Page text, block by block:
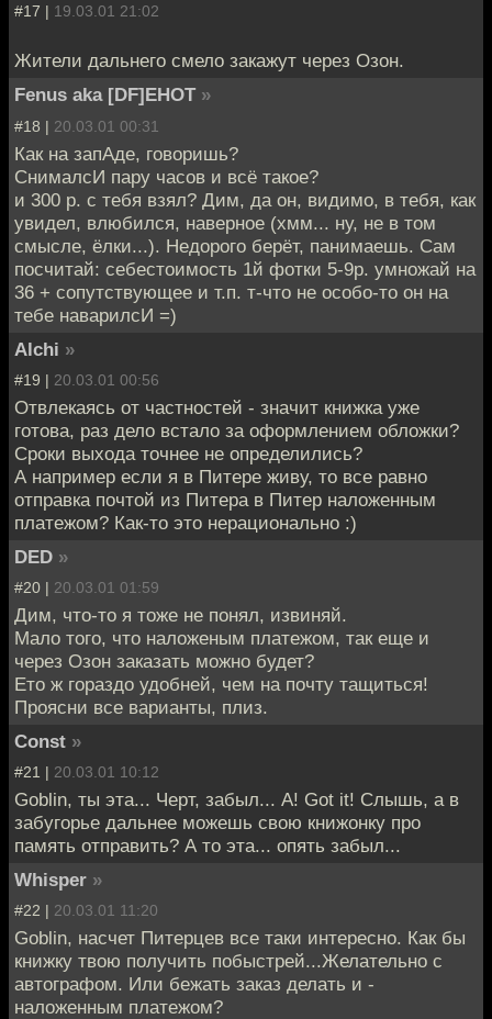
#17 | 19.03.01 21:02
Жители дальнего смело закажут через Озон.
Fenus aka [DF]EHOT »
#18 | 20.03.01 00:31
Как на запАде, говоришь?
СнималсИ пару часов и всё такое?
и 300 р. с тебя взял? Дим, да он, видимо, в тебя, как
увидел, влюбился, наверное (хмм... ну, не в том
смысле, ёлки...). Недорого берёт, панимаешь. Сам
посчитай: себестоимость 1й фотки 5-9р. умножай на
36 + сопутствующее и т.п. т-что не особо-то он на
тебе наварилсИ =)
Alchi »
#19 | 20.03.01 00:56
Отвлекаясь от частностей - значит книжка уже
готова, раз дело встало за оформлением обложки?
Сроки выхода точнее не определились?
А например если я в Питере живу, то все равно
отправка почтой из Питера в Питер наложенным
платежом? Как-то это нерационально :)
DED »
#20 | 20.03.01 01:59
Дим, что-то я тоже не понял, извиняй.
Мало того, что наложеным платежом, так еще и
через Озон заказать можно будет?
Ето ж гораздо удобней, чем на почту тащиться!
Проясни все варианты, плиз.
Const »
#21 | 20.03.01 10:12
Goblin, ты эта... Черт, забыл... А! Got it! Слышь, а в
забугорье дальнее можешь свою книжонку про
память отправить? А то эта... опять забыл...
Whisper »
#22 | 20.03.01 11:20
Goblin, насчет Питерцев все таки интересно. Как бы
книжку твою получить побыстрей...Желательно с
автографом. Или бежать заказ делать и -
наложенным платежом?